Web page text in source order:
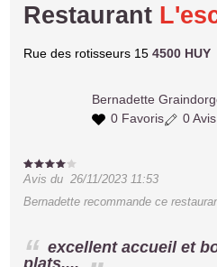
Restaurant
Rue des rotisseurs 154500 HUY
Bernadette
0 Favoris
0 Avis
Avis du26/11/2023 11:53
Bernadette recommande ce
excellent accueil et